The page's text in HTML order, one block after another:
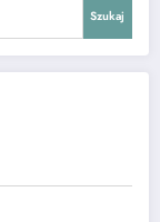
Szukaj